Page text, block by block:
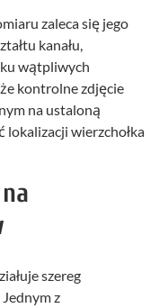
zaleca się jego
kanału,
wątpliwych
kontrolne zdjęcie
na ustaloną
lokalizacji wierzchołka
szereg
z